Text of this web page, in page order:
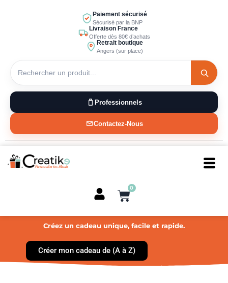
Paiement sécurisé
Sécurisé par la BNP
Livraison France
Offerte dès 80€ d’achats
Retrait boutique
Angers (sur place)
Professionnels
Contactez-Nous
0
Panier
Créez un cadeau unique, facile et rapide.
Créer mon cadeau de (A à Z)